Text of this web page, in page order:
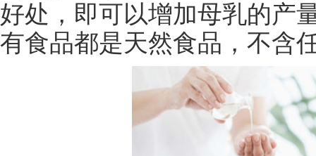
好处，即可以增加母乳的产
有食品都是天然食品，不含